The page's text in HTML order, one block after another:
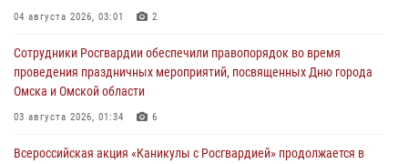
04 августа 2026, 03:01 2
Сотрудники Росгвардии обеспечили правопорядок во время
проведения праздничных мероприятий, посвященных Дню города
Омска и Омской области
03 августа 2026, 01:34 6
Всероссийская акция «Каникулы с Росгвардией» продолжается в